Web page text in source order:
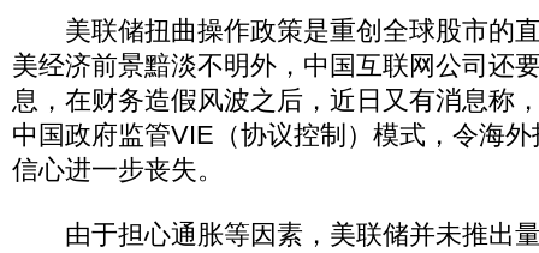
美联储扭曲操作政策是重创全球股市的
美经济前景黯淡不明外，中国互联网公司还
息，在财务造假风波之后，近日又有消息称
中国政府监管VIE（协议控制）模式，令海
信心进一步丧失。
由于担心通胀等因素，美联储并未推出